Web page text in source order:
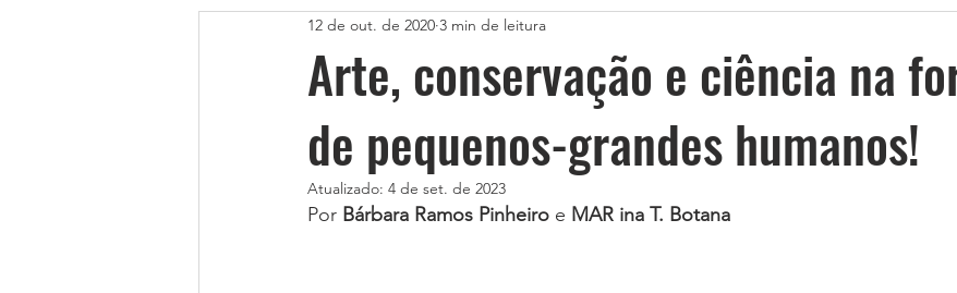
Arte, conservação e ciência na
de pequenos-grandes humanos!
12 de out. de 2020 3 min de leitura
Atualizado: 4 de set. de 2023
Por Bárbara Ramos Pinheiro e MAR ina T. Botana